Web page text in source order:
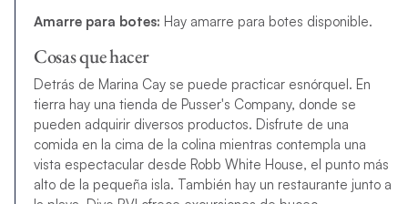
Amarre para botes: Hay amarre para botes disponible.
Cosas que hacer
Detrás de Marina Cay se puede practicar esnórquel. En
tierra hay una tienda de Pusser's Company, donde se
pueden adquirir diversos productos. Disfrute de una
comida en la cima de la colina mientras contempla una
vista espectacular desde Robb White House, el punto más
alto de la pequeña isla. También hay un restaurante junto a